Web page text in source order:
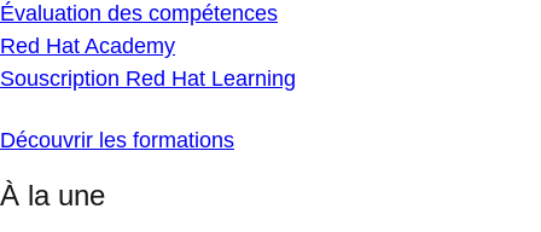
Évaluation des compétences
Red Hat Academy
Souscription Red Hat Learning
Découvrir les formations
À la une